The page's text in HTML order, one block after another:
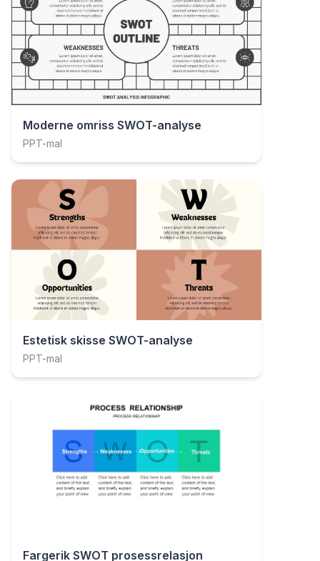
Moderne omriss SWOT-analyse
PPT-mal
Estetisk skisse SWOT-analyse
PPT-mal
Fargerik SWOT prosessrelasjon